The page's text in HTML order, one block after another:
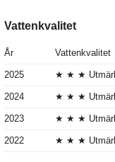
Vattenkvalitet
År Vattenkvalitet
2025 ★ ★ ★
2024 ★ ★ ★
2023 ★ ★ ★
2022 ★ ★ ★